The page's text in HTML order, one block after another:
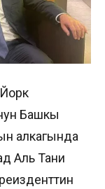
Башкы
алкагында
Аль Тани